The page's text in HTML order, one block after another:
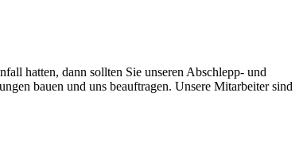
hatten, dann sollten Sie unseren Abschlepp- und
bauen und uns beauftragen. Unsere Mitarbeiter sind